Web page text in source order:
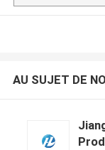
AU SUJET DE